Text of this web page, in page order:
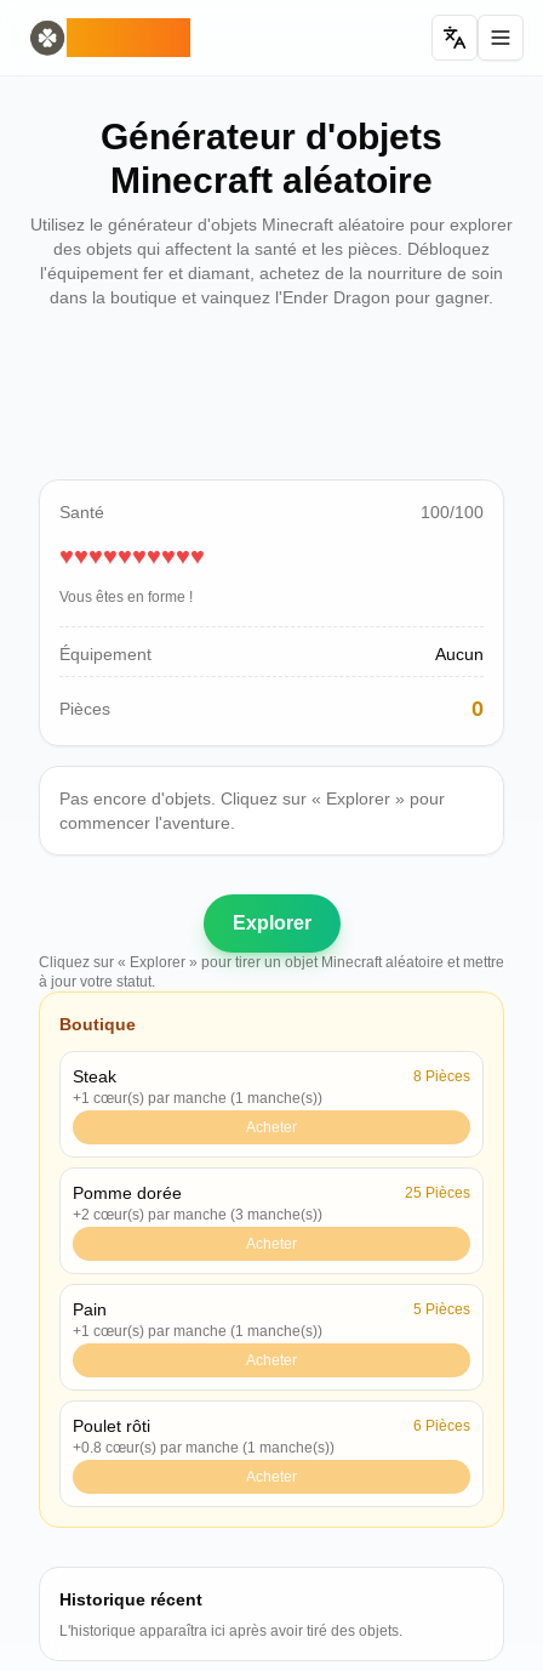
Random Generators
générateur de pays aléatoires
générateur de cartes aléatoires
Number Tools
générateur de nombres aléatoires à 4 chiffres
Password Tools
générateur de mot de passe 12 caractères
générateur d'adresses IP aléatoires
Español
Pусский
한국어
中文 (简体)
中文 (繁體)
Bahasa Indonesia
Svenska
ภาษาไทย
Українська
Tiếng Việt
Générateur d'objets
Minecraft aléatoire
Utilisez le générateur d'objets Minecraft aléatoire pour explorer
des objets qui affectent la santé et les pièces. Débloquez
l'équipement fer et diamant, achetez de la nourriture de soin
dans la boutique et vainquez l'Ender Dragon pour gagner.
Santé 100/100
♥♥♥♥♥♥♥♥♥♥
Vous êtes en forme !
Équipement Aucun
Pièces 0
Pas encore d'objets. Cliquez sur « Explorer » pour
commencer l'aventure.
Explorer
Cliquez sur « Explorer » pour tirer un objet Minecraft aléatoire et mettre
à jour votre statut.
Boutique
Steak 8 Pièces
+1 cœur(s) par manche (1 manche(s))
Acheter
Pomme dorée 25 Pièces
+2 cœur(s) par manche (3 manche(s))
Acheter
Pain 5 Pièces
+1 cœur(s) par manche (1 manche(s))
Acheter
Poulet rôti 6 Pièces
+0.8 cœur(s) par manche (1 manche(s))
Acheter
Historique récent
L'historique apparaîtra ici après avoir tiré des objets.